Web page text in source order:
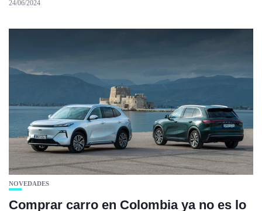
24/06/2024
NOVEDADES
Comprar carro en Colombia ya no es lo